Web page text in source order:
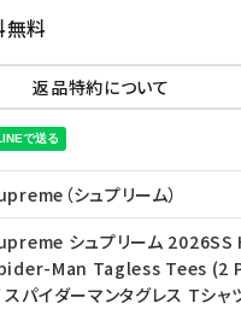
無料
返品特約について
（シュプリーム）
シュプリーム 2026SS
Man Tagless Tees (2
スパイダーマンタグレス Tシャ